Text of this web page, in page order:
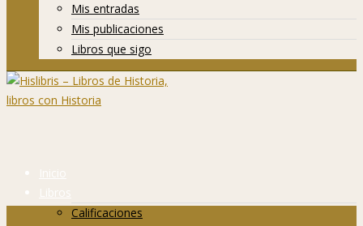
Mis entradas
Mis publicaciones
Libros que sigo
Inicio
Libros
Calificaciones